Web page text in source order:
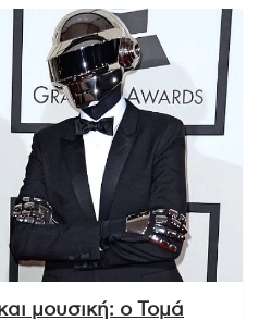
μουσική: ο Τομά